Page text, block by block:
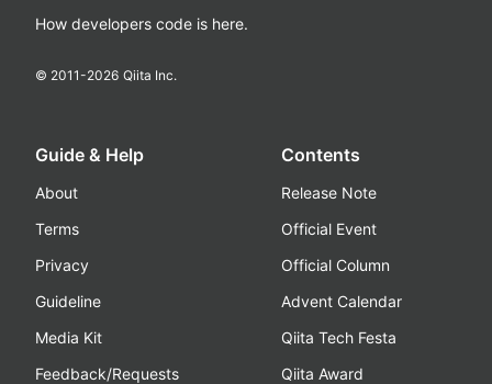
How developers code is here.
© 2011-2026 Qiita Inc.
Guide & Help
About
Terms
Privacy
Guideline
Media Kit
Feedback/Requests
Contents
Release Note
Official Event
Official Column
Advent Calendar
Qiita Tech Festa
Qiita Award